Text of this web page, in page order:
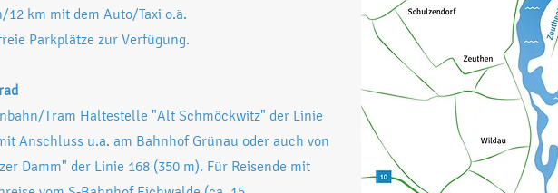
km mit dem Auto/Taxi o.ä.
Parkplätze zur Verfügung.
Tram Haltestelle "Alt Schmöckwitz" der Linie
Anschluss u.a. am Bahnhof Grünau oder auch von
Damm" der Linie 168 (350 m). Für Reisende mit